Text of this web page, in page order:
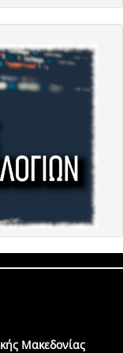
Μακεδονίας